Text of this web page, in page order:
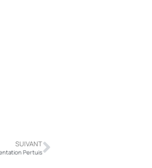
SUIVANT
Pertuis